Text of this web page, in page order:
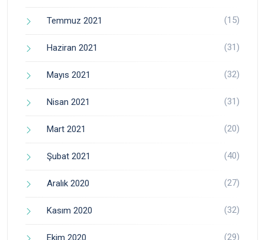
Temmuz 2021 (15)
Haziran 2021 (31)
Mayıs 2021 (32)
Nisan 2021 (31)
Mart 2021 (20)
Şubat 2021 (40)
Aralık 2020 (27)
Kasım 2020 (32)
Ekim 2020 (29)